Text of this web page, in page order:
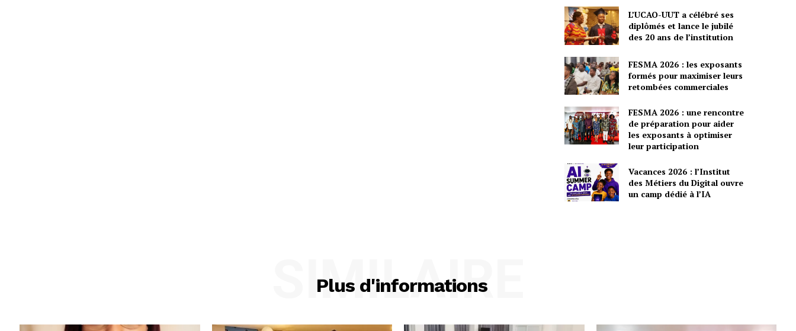
L’UCAO-UUT a célébré ses
diplômés et lance le jubilé
des 20 ans de l’institution
FESMA 2026 : les exposants
formés pour maximiser leurs
retombées commerciales
FESMA 2026 : une rencontre
de préparation pour aider
les exposants à optimiser
leur participation
Vacances 2026 : l’Institut
des Métiers du Digital ouvre
un camp dédié à l’IA
Plus d'informations
SIMILAIRE